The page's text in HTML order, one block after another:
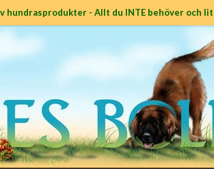
hundrasprodukter - Allt du INTE behöver och